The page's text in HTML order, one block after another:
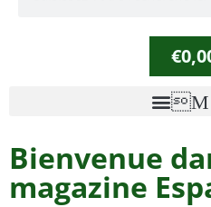
€
Bienvenue
magazine